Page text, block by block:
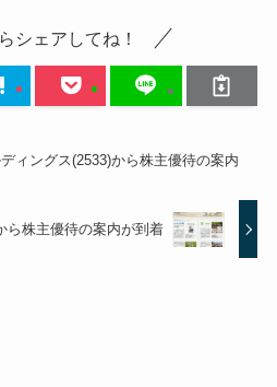
シェアしてね！
ィングス(2533)から株主優待の案内
ら株主優待の案内が到着